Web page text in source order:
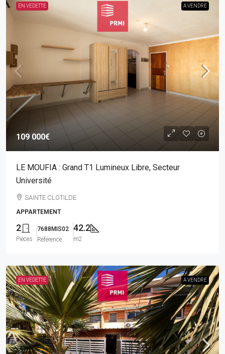
EN VEDETTE A VENDRE
109 000€
LE MOUFIA : Grand T1 Lumineux Libre, Secteur
Université
SAINTE CLOTILDE
APPARTEMENT
2
Pièces
7688MIS02
Référence
42.2
m2
EN VEDETTE A VENDRE